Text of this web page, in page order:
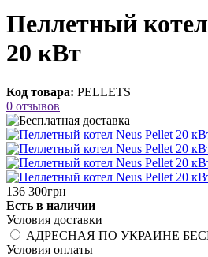
Пеллетный
20 кВт
Код товара: PELLETS
0 отзывов
136 300грн
Есть в наличии
Условия доставки
АДРЕСНАЯ ПО УКРАИНЕ
Условия оплаты